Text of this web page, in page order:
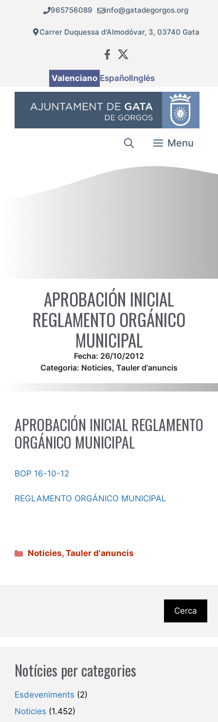
contingut
965756089 info@gatadegorgos.org
Carrer Duquessa d'Almodóvar, 3, 03740 Gata
Valenciano EspañolInglés
Menu
APROBACIÓN INICIAL
REGLAMENTO ORGÁNICO
MUNICIPAL
Fecha: 26/10/2012
Categoria: Noticies, Tauler d'anuncis
APROBACIÓN INICIAL REGLAMENTO
ORGÁNICO MUNICIPAL
BOP 16-10-12
REGLAMENTO ORGÁNICO MUNICIPAL
Categories
Noticies,Tauler d'anuncis
Cerca
Notícies per categories
Esdeveniments (2)
Noticies (1.452)